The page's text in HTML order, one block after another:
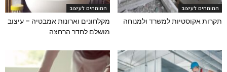
המומחים לעיצוב
תקרות אקוסטיות למשרד ולמנוחה
המומחים לעיצוב
מקלחונים וארונות אמבטיה – עיצוב
מושלם לחדר הרחצה